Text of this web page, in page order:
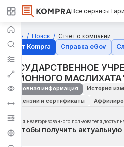
Все сервисы
Главная Поиск
Отчет о компании
Отчёт Kompra
Справка eGov
ГОСУДАРСТВЕННОЕ
РАЙОННОГО
Основная информация История
Лицензии и сертификаты
Для неавторизованного пользователя
Чтобы получить